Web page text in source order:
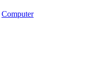
Computer